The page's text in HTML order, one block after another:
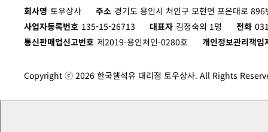
Rimula K 10W-40 (CK-4)/C4X4L
C4X4L
Rimula K 10W-40(CK-4)/
P20L
회사명 토우상사 주소 경기도 용인시 처인구 모현면 포은대로
사업자등록번호 135-15-26713 대표자 김정숙외 1명 전화
통신판매업신고번호 제2019-용인처인-0280호 개인정보관리책임
Copyright ⓒ 2026 한국쉘석유 대리점 토우상사. All Rights